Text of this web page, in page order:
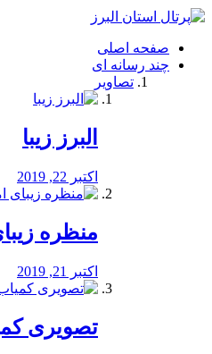
فصد
شرق
تهران
خشکشویی
صفحه اصلی
چند رسانه ای
تصاویر
البرز زیبا
اکتبر 22, 2019
منظره‌‌
اکتبر 21, 2019
️تصویری